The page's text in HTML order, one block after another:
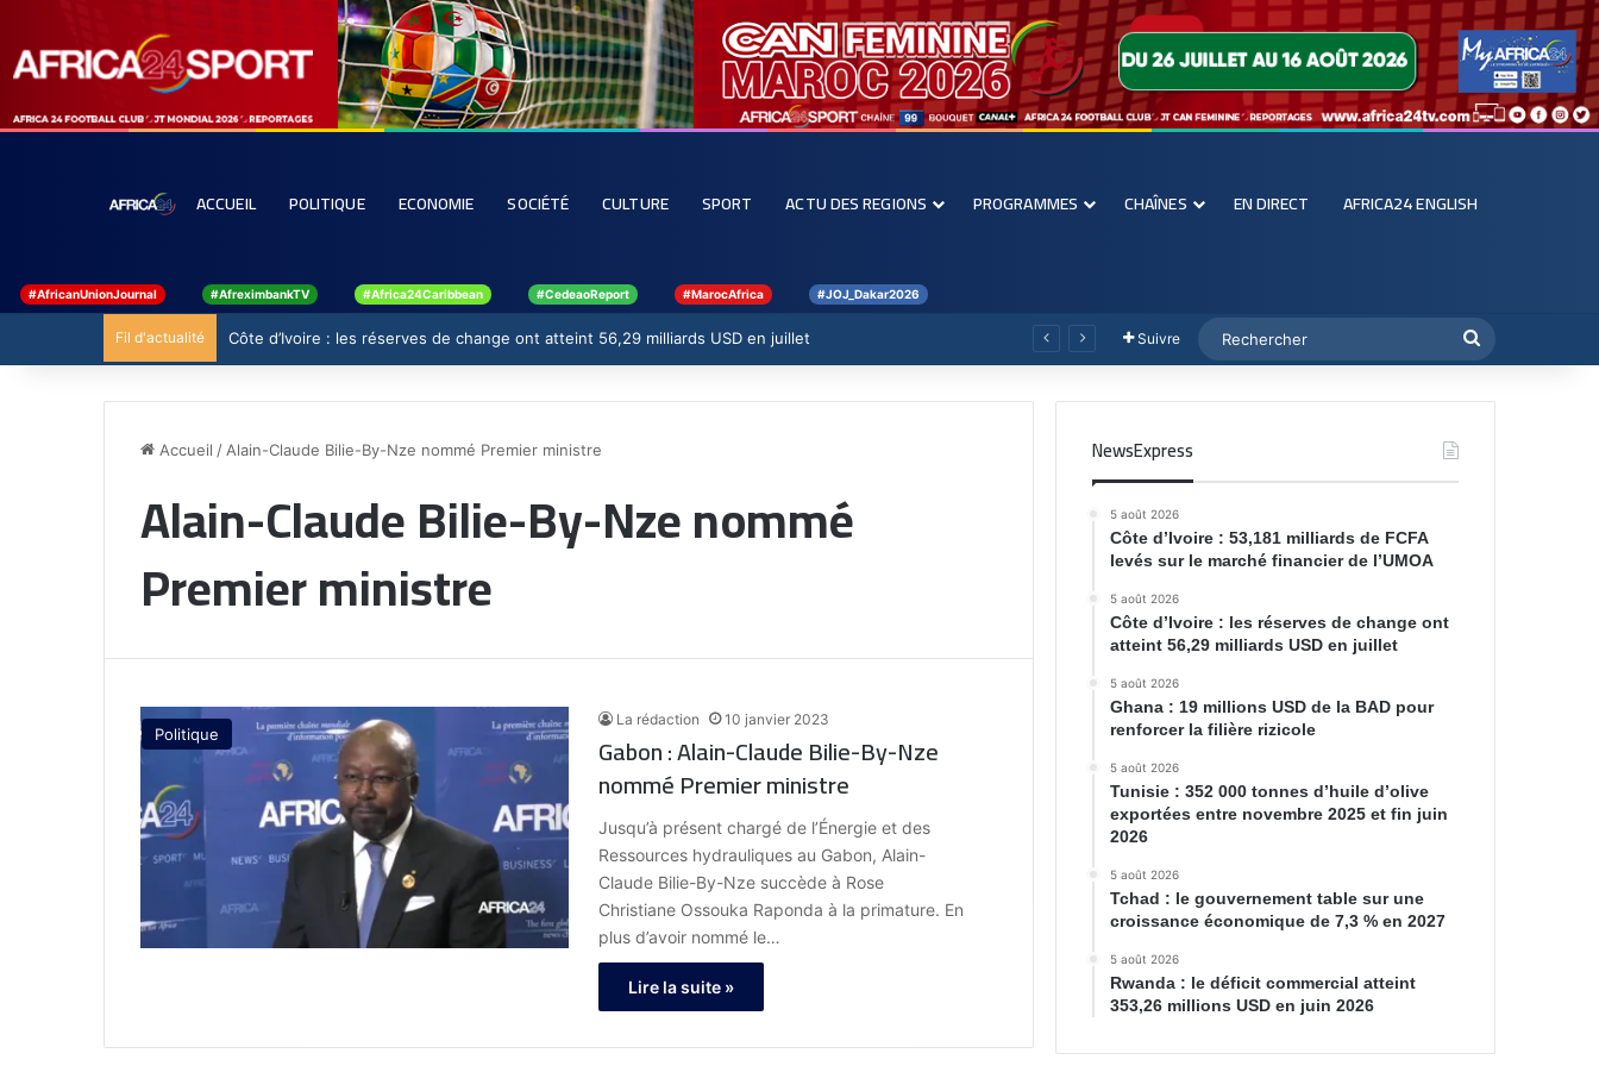
ACCUEIL POLITIQUE ECONOMIE SOCIÉTÉ CULTURE SPORT ACTU DES REGIONS PROGRAMMES CHAÎNES EN DIRECT AFRICA24 ENGLISH
#AfricanUnionJournal #AfreximbankTV #Africa24Caribbean #CedeaoReport #MarocAfrica #JOJ_Dakar2026
Fil d'actualité Côte d’Ivoire : les réserves de change ont atteint 56,29 milliards USD en juillet Suivre
Accueil /Alain-Claude Bilie-By-Nze nommé Premier ministre
Alain-Claude Bilie-By-Nze nommé
Premier ministre
Politique
La rédaction 10 janvier 2023
Gabon : Alain-Claude Bilie-By-Nze
nommé Premier ministre
Jusqu’à présent chargé de l’Énergie et des
Ressources hydrauliques au Gabon, Alain-
Claude Bilie-By-Nze succède à Rose
Christiane Ossouka Raponda à la primature. En
plus d’avoir nommé le…
Lire la suite »
NewsExpress
5 août 2026
Côte d’Ivoire : 53,181 milliards de FCFA
levés sur le marché financier de l’UMOA
5 août 2026
Côte d’Ivoire : les réserves de change ont
atteint 56,29 milliards USD en juillet
5 août 2026
Ghana : 19 millions USD de la BAD pour
renforcer la filière rizicole
5 août 2026
Tunisie : 352 000 tonnes d’huile d’olive
exportées entre novembre 2025 et fin juin
2026
5 août 2026
Tchad : le gouvernement table sur une
croissance économique de 7,3 % en 2027
5 août 2026
Rwanda : le déficit commercial atteint
353,26 millions USD en juin 2026